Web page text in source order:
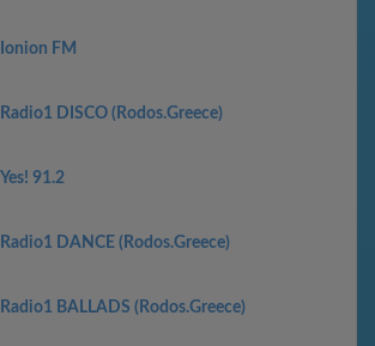
Ionion FM
Radio1 DISCO (Rodos.Greece)
Yes! 91.2
Radio1 DANCE (Rodos.Greece)
Radio1 BALLADS (Rodos.Greece)